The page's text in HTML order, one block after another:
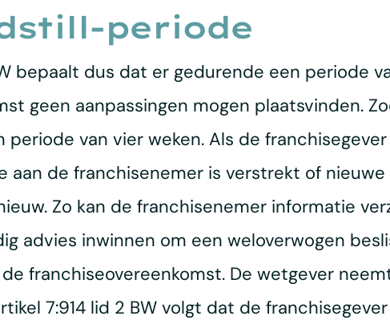
periode
bepaalt dus dat er gedurende een periode
geen aanpassingen mogen plaatsvinden.
van vier weken. Als de
aan de franchisenemer is verstrekt of
Zo kan de franchisenemer informatie
advies inwinnen om een weloverwogen
franchiseovereenkomst. De wetgever
7:914 lid 2 BW volgt dat de